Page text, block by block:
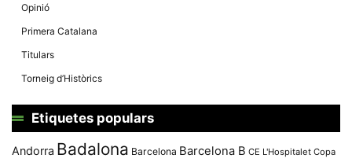
Opinió
Primera Catalana
Titulars
Torneig d’Històrics
Etiquetes populars
Andorra Badalona Barcelona Barcelona B CE L'Hospitalet Copa